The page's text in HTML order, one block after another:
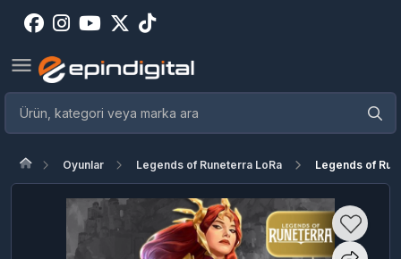
Oyunlar Legends of Runeterra LoRa Legends of